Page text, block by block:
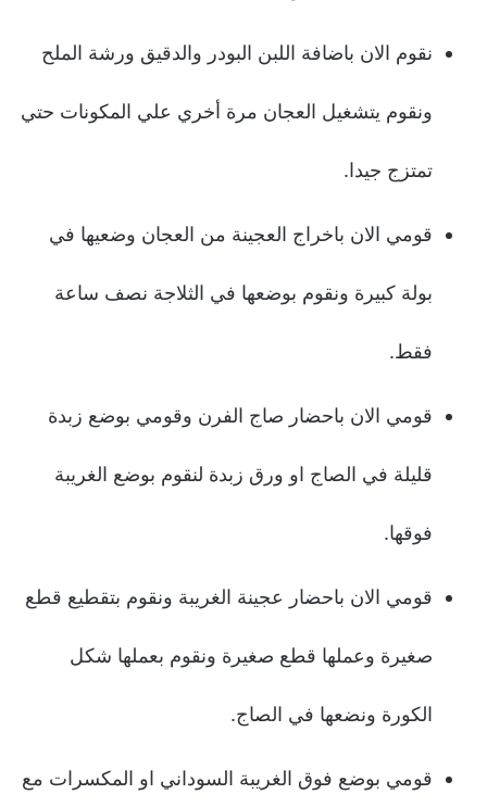
نقوم الان باضافة اللبن البودر والدقيق ورشة الملح
ونقوم يتشغيل العجان مرة أخري علي المكونات حتي
تمتزج جيدا.
قومي الان باخراج العجينة من العجان وضعيها في
بولة كبيرة ونقوم بوضعها في الثلاجة نصف ساعة
فقط.
قومي الان باحضار صاج الفرن وقومي بوضع زبدة
قليلة في الصاج او ورق زبدة لنقوم بوضع الغريبة
فوقها.
قومي الان باحضار عجينة الغريبة ونقوم بتقطيع قطع
صغيرة وعملها قطع صغيرة ونقوم بعملها شكل
الكورة ونضعها في الصاج.
قومي بوضع فوق الغريبة السوداني او المكسرات مع